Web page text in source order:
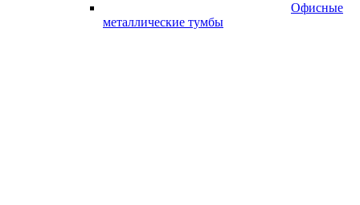
Офисные
металлические тумбы